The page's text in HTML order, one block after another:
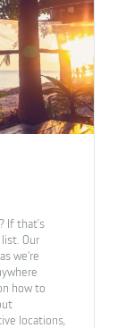
If that’s
Our
we're
how to
locations,